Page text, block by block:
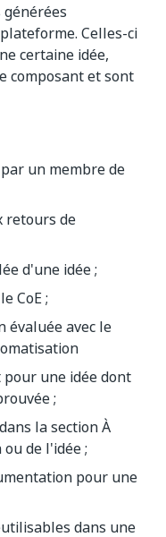
Celles-ci
certaine idée,
composant et sont
un membre de
retours de
d'une idée ;
CoE ;
évaluée avec le
une idée dont
;
la section À
de l'idée ;
pour une
dans une